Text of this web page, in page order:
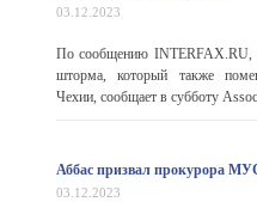
03.12.2023
По сообщению INTERFAX.RU,
шторма, который также
Чехии, сообщает в субботу
Аббас призвал прокурора
03.12.2023